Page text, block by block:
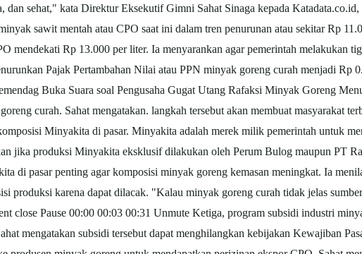
dan sehat," kata Direktur Eksekutif Gimni Sahat Sinaga kepada
sawit mentah atau CPO saat ini dalam tren penurunan atau sekitar Rp
mendekati Rp 13.000 per liter. Ia menyarankan agar pemerintah melakukan
Pajak Pertambahan Nilai atau PPN minyak goreng curah menjadi
Buka Suara soal Pengusaha Gugat Utang Rafaksi Minyak Goreng
curah. Sahat mengatakan. langkah tersebut akan membuat masyarakat
Minyakita di pasar. Minyakita adalah merek milik pemerintah untuk
jika produksi Minyakita eksklusif dilakukan oleh Perum Bulog maupun PT
di pasar penting agar komposisi minyak goreng kemasan meningkat. Ia
produksi karena dapat dilacak. "Kalau minyak goreng curah tidak jelas
close Pause 00:00 00:03 00:31 Unmute Ketiga, program subsidi industri
mengatakan subsidi tersebut dapat menghilangkan kebijakan Kewajiban